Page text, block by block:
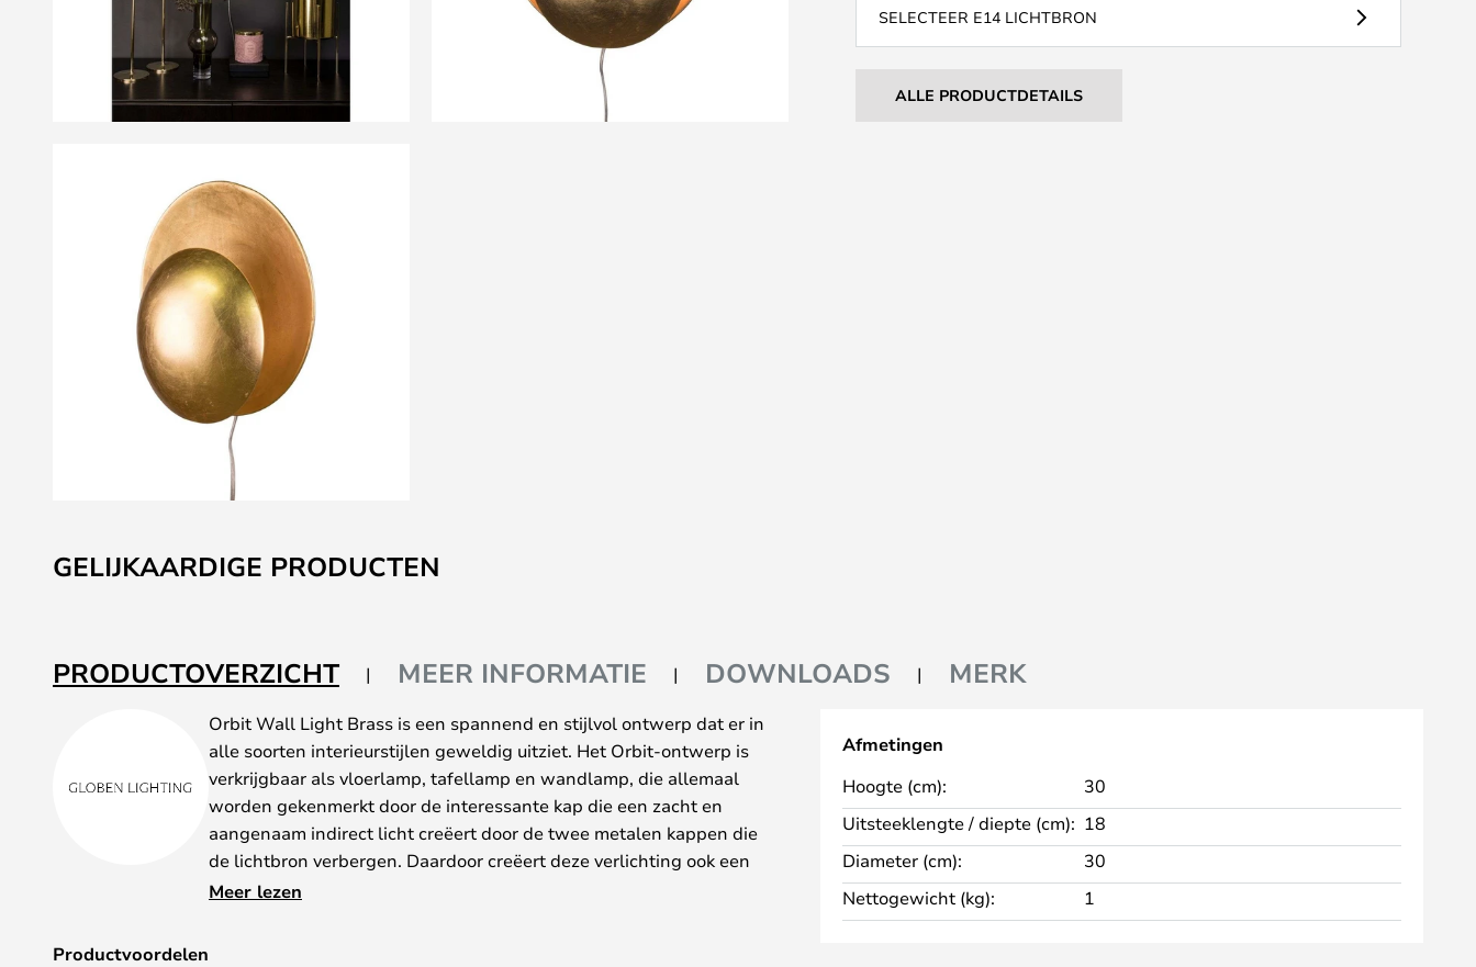
naar
het
de
afbeeldingen-
SELECTEER E14 LICHTBRON
ALLE PRODUCTDETAILS
GELIJKAARDIGE PRODUCTEN
PRODUCTOVERZICHT MEER INFORMATIE DOWNLOADS MERK
Orbit Wall Light Brass is een spannend en stijlvol ontwerp dat er in
alle soorten interieurstijlen geweldig uitziet. Het Orbit-ontwerp is
verkrijgbaar als vloerlamp, tafellamp en wandlamp, die allemaal
worden gekenmerkt door de interessante kap die een zacht en
aangenaam indirect licht creëert door de twee metalen kappen die
de lichtbron verbergen. Daardoor creëert deze verlichting ook een
gezellige, ontspannen en uitnodigende sfeer in de ruimte.
Meer lezen
Productvoordelen
Afmetingen
Hoogte (cm):
30
Uitsteeklengte / diepte (cm): 18
Diameter (cm):
30
Nettogewicht (kg):
1